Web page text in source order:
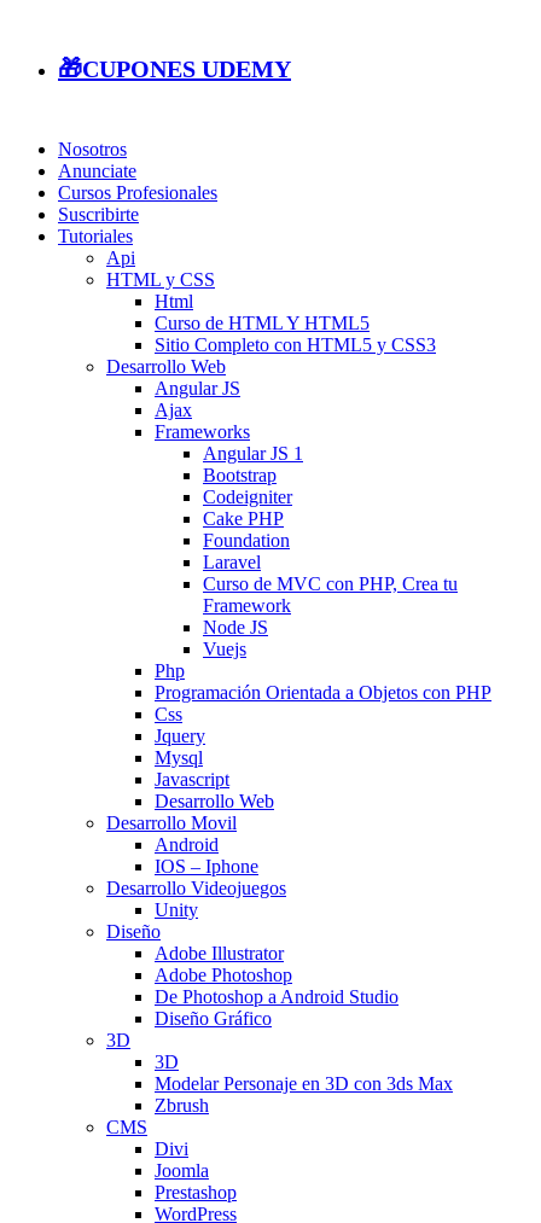
🎁CUPONES UDEMY
Nosotros
Anunciate
Cursos Profesionales
Suscribirte
Tutoriales
Api
HTML y CSS
Html
Curso de HTML Y HTML5
Sitio Completo con HTML5 y CSS3
Desarrollo Web
Angular JS
Ajax
Frameworks
Angular JS 1
Bootstrap
Codeigniter
Cake PHP
Foundation
Laravel
Curso de MVC con PHP, Crea tu
Framework
Node JS
Vuejs
Php
Programación Orientada a Objetos con PHP
Css
Jquery
Mysql
Javascript
Desarrollo Web
Desarrollo Movil
Android
IOS – Iphone
Desarrollo Videojuegos
Unity
Diseño
Adobe Illustrator
Adobe Photoshop
De Photoshop a Android Studio
Diseño Gráfico
3D
3D
Modelar Personaje en 3D con 3ds Max
Zbrush
CMS
Divi
Joomla
Prestashop
WordPress